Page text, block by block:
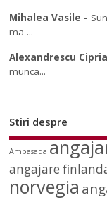
Mihalea Vasile -
ma ...
Alexandrescu
munca...
Stiri despre
Ambasada
angajare
norvegia